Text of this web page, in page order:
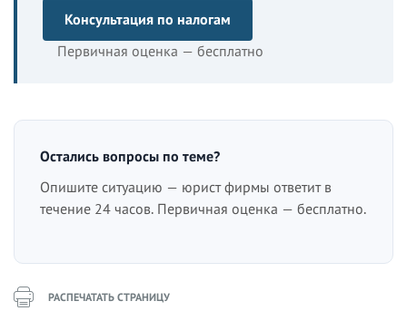
Консультация по налогам
Первичная оценка — бесплатно
Остались вопросы по теме?
Опишите ситуацию — юрист фирмы ответит в
течение 24 часов. Первичная оценка — бесплатно.
РАСПЕЧАТАТЬ СТРАНИЦУ